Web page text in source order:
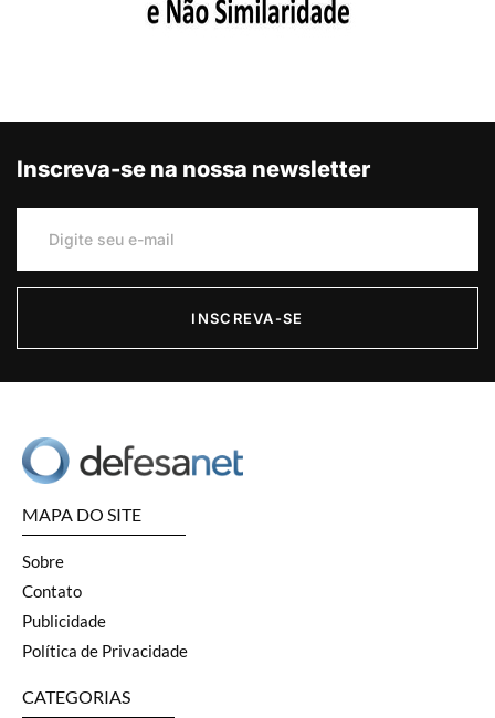
Inscreva-se na nossa newsletter
INSCREVA-SE
MAPA DO SITE
Sobre
Contato
Publicidade
Política de Privacidade
CATEGORIAS